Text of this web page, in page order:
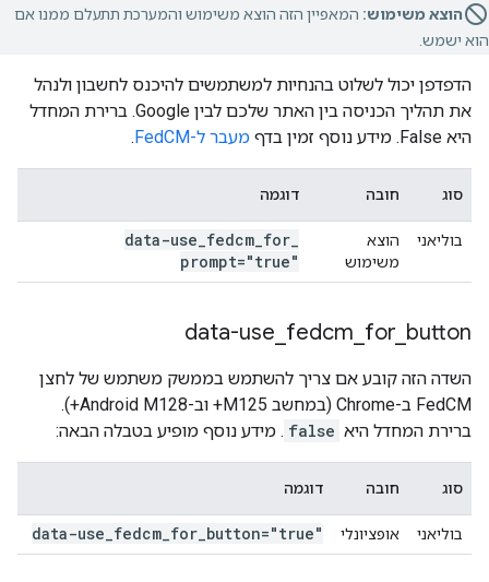
הוצא משימוש: המאפיין הזה הוצא משימוש והמערכת תתעלם ממנו אם
הוא ישמש.
הדפדפן יכול לשלוט בהנחיות למשתמשים להיכנס לחשבון ולנהל
את תהליך הכניסה בין האתר שלכם לבין Google. ברירת המחדל
היא False. מידע נוסף זמין בדף
מעבר ל-FedCM .
סוג חובה דוגמה
בוליאני
הוצא
משימוש
data-use fedcm for
prompt="true"
data-use fedcm for button
השדה הזה קובע אם צריך להשתמש בממשק משתמש של לחצן
FedCM ב-Chrome (במחשב M125+ וב-Android M128+).
ברירת המחדל היא false . מידע נוסף מופיע בטבלה הבאה:
סוג חובה דוגמה
בוליאני אופציונלי data-use fedcm for button="true"